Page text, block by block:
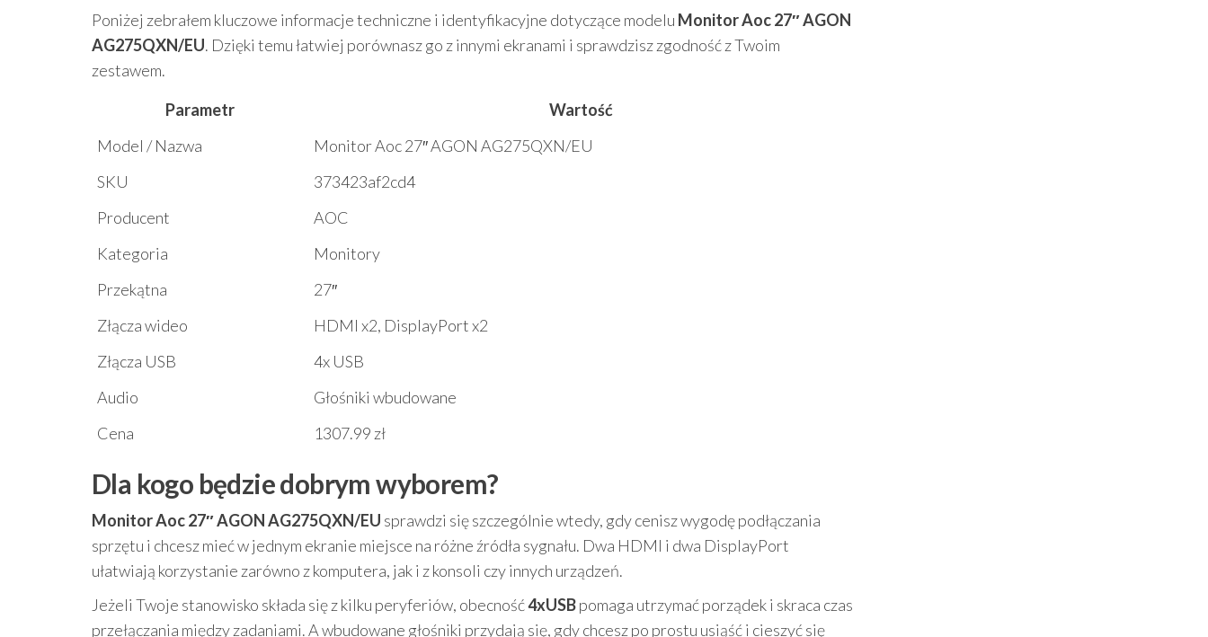
Poniżej zebrałem kluczowe informacje techniczne i identyfikacyjne dotyczące modelu Monitor Aoc 27″ AGON
AG275QXN/EU. Dzięki temu łatwiej porównasz go z innymi ekranami i sprawdzisz zgodność z Twoim
zestawem.
Parametr
Wartość
Model / Nazwa
Monitor Aoc 27″ AGON AG275QXN/EU
SKU
373423af2cd4
Producent
AOC
Kategoria
Monitory
Przekątna
27″
Złącza wideo
HDMI x2, DisplayPort x2
Złącza USB
4x USB
Audio
Głośniki wbudowane
Cena
1307.99 zł
Dla kogo będzie dobrym wyborem?
Monitor Aoc 27″ AGON AG275QXN/EU sprawdzi się szczególnie wtedy, gdy cenisz wygodę podłączania
sprzętu i chcesz mieć w jednym ekranie miejsce na różne źródła sygnału. Dwa HDMI i dwa DisplayPort
ułatwiają korzystanie zarówno z komputera, jak i z konsoli czy innych urządzeń.
Jeżeli Twoje stanowisko składa się z kilku peryferiów, obecność4xUSBpomaga utrzymać porządek i skraca czas
przełączania między zadaniami. A wbudowane głośniki przydają się, gdy chcesz po prostu usiąść i cieszyć się